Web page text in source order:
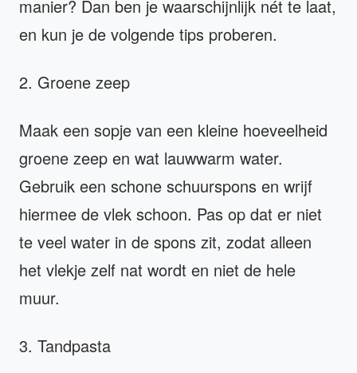
manier? Dan ben je waarschijnlijk nét te laat,
en kun je de volgende tips proberen.
2. Groene zeep
Maak een sopje van een kleine hoeveelheid
groene zeep en wat lauwwarm water.
Gebruik een schone schuurspons en wrijf
hiermee de vlek schoon. Pas op dat er niet
te veel water in de spons zit, zodat alleen
het vlekje zelf nat wordt en niet de hele
muur.
3. Tandpasta